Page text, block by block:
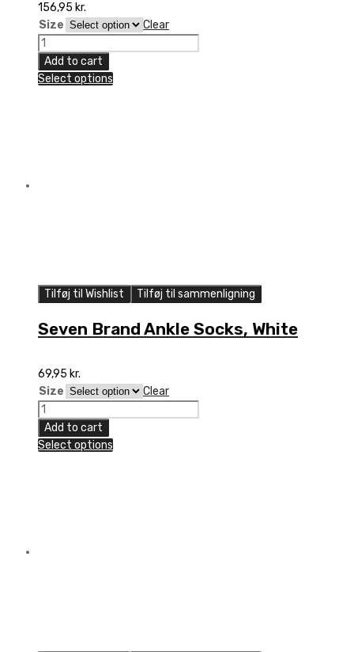
156,95 kr.
Size
Clear
SOK
MX
PLUS2
Add to cart
Select options
Tilføj til Wishlist Tilføj til sammenligning
Seven Brand Ankle Socks, White
69,95 kr.
Size
Clear
Seven
Brand
Ankle
Add to cart
Select options